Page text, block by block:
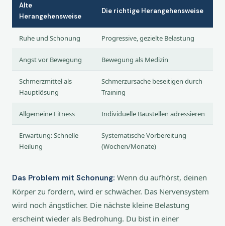
Alte
Herangehensweise
Die richtige Herangehensweise
Ruhe und Schonung Progressive, gezielte Belastung
Angst vor Bewegung Bewegung als Medizin
Schmerzmittel als
Hauptlösung
Schmerzursache beseitigen durch
Training
Allgemeine Fitness Individuelle Baustellen adressieren
Erwartung: Schnelle
Heilung
Systematische Vorbereitung
(Wochen/Monate)
Das Problem mit Schonung: Wenn du aufhörst, deinen
Körper zu fordern, wird er schwächer. Das Nervensystem
wird noch ängstlicher. Die nächste kleine Belastung
erscheint wieder als Bedrohung. Du bist in einer